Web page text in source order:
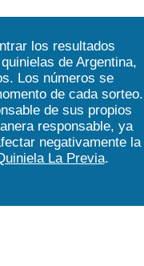
los resultados
de Argentina,
Los números se
de cada sorteo.
de sus propios
responsable, ya
negativamente la
La Previa.